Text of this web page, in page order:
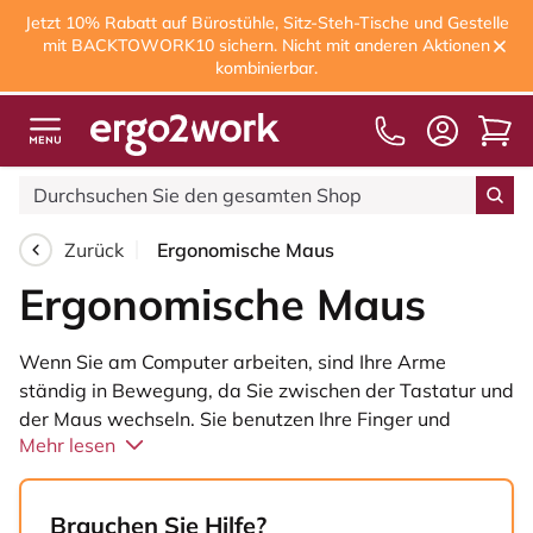
Jetzt 10% Rabatt auf Bürostühle, Sitz-Steh-Tische und Gestelle
mit BACKTOWORK10 sichern. Nicht mit anderen Aktionen
kombinierbar.
Kostenloser Versand
Zurück Ergonomische Maus
Ergonomische Maus
Wenn Sie am Computer arbeiten, sind Ihre Arme
ständig in Bewegung, da Sie zwischen der Tastatur und
der Maus wechseln. Sie benutzen Ihre Finger und
Handgelenke, um zu tippen und den Cursor der Maus zu
bedienen. Da dies Ihre Gelenke in eine unnatürliche
Mehr lesen
Brauchen Sie Hilfe?